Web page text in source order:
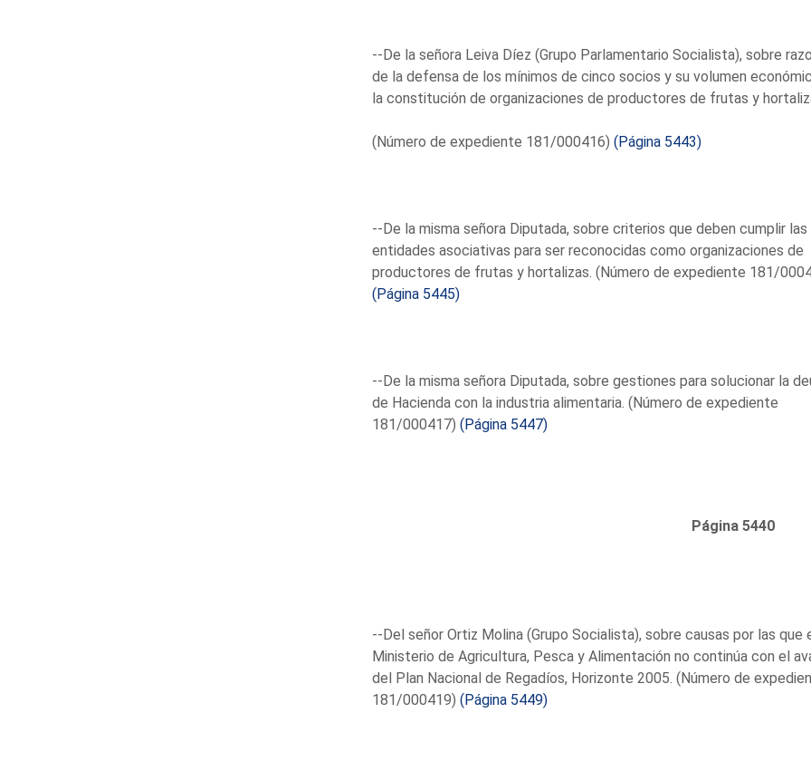
--De la señora Leiva Díez (Grupo Parlamentario Socialista), sobre
de la defensa de los mínimos de cinco socios y su volumen
la constitución de organizaciones de productores de frutas y
(Número de expediente 181/000416) (Página 5443)
--De la misma señora Diputada, sobre criterios que deben cumplir las
entidades asociativas para ser reconocidas como organizaciones de
productores de frutas y hortalizas. (Número de expediente 181/
(Página 5445)
--De la misma señora Diputada, sobre gestiones para solucionar la
de Hacienda con la industria alimentaria. (Número de expediente
181/000417) (Página 5447)
Página 5440
--Del señor Ortiz Molina (Grupo Socialista), sobre causas por las que
Ministerio de Agricultura, Pesca y Alimentación no continúa con el
del Plan Nacional de Regadíos, Horizonte 2005. (Número de
181/000419) (Página 5449)